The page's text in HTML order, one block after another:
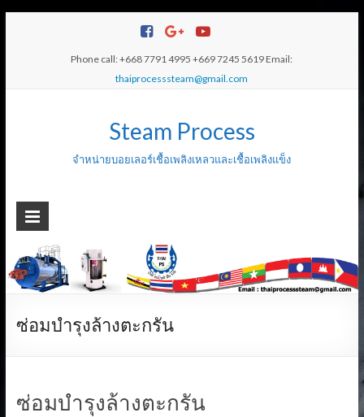
Phone call: +668 7791 4995 +669 7245 5619 Email:
thaiprocesssteam@gmail.com
Steam Process
จำหน่ายบอยเลอร์เชื้อเพลิงเหลวและเชื้อเพลิงแข็ง
ซ่อมบำรุงล้างตะกรัน
ซ่อมบำรุงล้างตะกรัน